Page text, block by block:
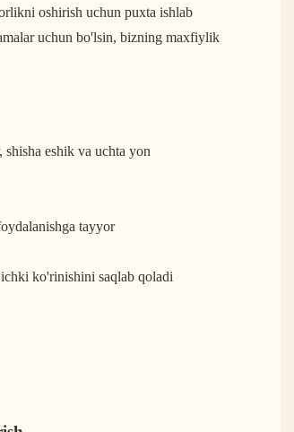
oshirish uchun puxta ishlab
uchun bo'lsin, bizning maxfiylik
eshik va uchta yon
tayyor
ko'rinishini saqlab qoladi